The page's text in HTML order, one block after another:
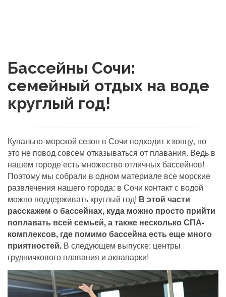
Бассейны Сочи:
семейный отдых на воде
круглый год!
Купально-морской сезон в Сочи подходит к концу, но
это не повод совсем отказываться от плавания. Ведь в
нашем городе есть множество отличных бассейнов!
Поэтому мы собрали в одном материале все морские
развлечения нашего города: в Сочи контакт с водой
можно поддерживать круглый год! В этой части
расскажем о бассейнах, куда можно просто прийти
поплавать всей семьей, а также несколько СПА-
комплексов, где помимо бассейна есть еще много
приятностей. В следующем выпуске: центры
грудничкового плавания и аквапарки!